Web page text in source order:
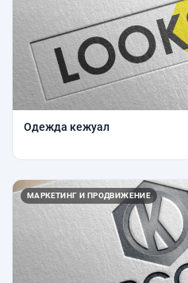
Одежда кежуал
МАРКЕТИНГ И ПРОДВИЖЕНИЕ